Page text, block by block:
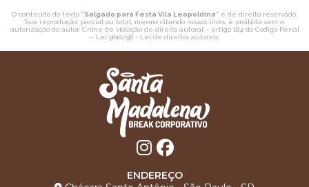
O conteúdo do texto "Salgado para Festa Vila Leopoldina" é de direito reservado.
Sua reprodução, parcial ou total, mesmo citando nossos links, é proibida sem a
autorização do autor. Crime de violação de direito autoral – artigo 184 do Código Penal
– Lei 9610/98 - Lei de direitos autorais
ENDEREÇO